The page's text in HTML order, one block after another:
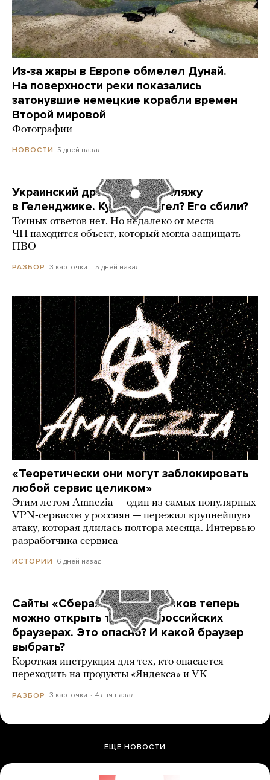
Из-за жары в Европе обмелел Дунай.
На поверхности реки показались
затонувшие немецкие корабли времен
Второй мировой
Фотографии
НОВОСТИ 5 дней назад
Украинский дрон попал по пляжу
в Геленджике. Куда он летел? Его сбили?
Точных ответов нет. Но недалеко от места
ЧП находится объект, который могла защищать
ПВО
РАЗБОР 3 карточки 5 дней назад
«Теоретически они могут заблокировать
любой сервис целиком»
Этим летом Amnezia — один из самых популярных
VPN-сервисов у россиян — пережил крупнейшую
атаку, которая длилась полтора месяца. Интервью
разработчика сервиса
ИСТОРИИ 6 дней назад
Сайты «Сбера» и других банков теперь
можно открыть только в российских
браузерах. Это опасно? И какой браузер
выбрать?
Короткая инструкция для тех, кто опасается
переходить на продукты «Яндекса» и VK
РАЗБОР 3 карточки 4 дня назад
ЕЩЕ НОВОСТИ